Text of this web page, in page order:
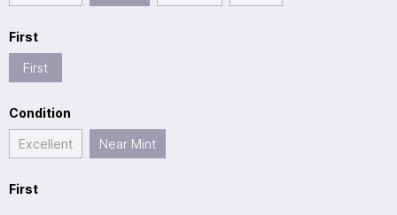
First
First
Condition
Excellent Near Mint
First